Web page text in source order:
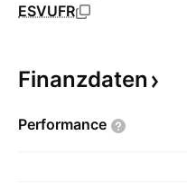
ESVUFR
Finanzdaten
Performance